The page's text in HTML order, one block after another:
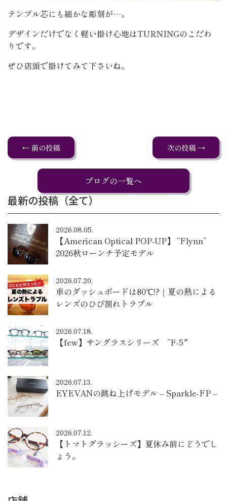
テンプル芯にも細かな彫刻が…。
デザインだけでなく軽い掛け心地はTURNINGのこだわ
りです。
ぜひ店頭で掛けてみて下さいね。
← 前の投稿 次の投稿 →
ブログの一覧へ
最新の投稿（全て）
2026.08.05.
【American Optical POP-UP】 “Flynn”
2026秋ローンチ予定モデル
2026.07.20.
車のダッシュボードは80℃!?｜夏の熱による
レンズのひび割れトラブル
2026.07.18.
【few】サングラスシリーズ ”F-5″
2026.07.13.
EYEVANの跳ね上げモデル – Sparkle-FP –
2026.07.12.
【トマトグラッシーズ】夏休み前にどうでし
ょう。